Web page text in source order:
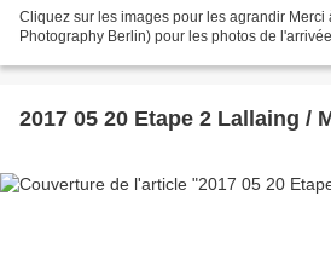
Cliquez sur les images pour les agrandir Merci
Photography Berlin) pour les photos de l'arrivée
2017 05 20 Etape 2 Lallaing /